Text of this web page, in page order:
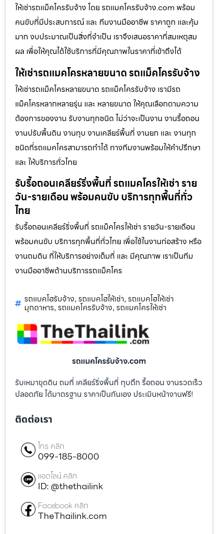
ให้เช่ารถแม็คโครรับจ้าง โดย รถแมคโครรับจ้าง.com พร้อม
คนขับที่มีประสบการณ์ และ ทีมงานมืออาชีพ ราคาถูก และคุ้ม
มาก งบประมาณเป็นสิ่งที่จำเป็น เราจึงเสนอราคาที่สมเหตุสม
ผล เพื่อให้คุณได้ใช้บริการที่มีคุณภาพในราคาที่เข้าถึงได้
ให้เช่ารถแมคโครหลายขนาด รถแม็คโครรับจ้าง
ให้เช่ารถแม็คโครหลายขนาด รถแม็คโครรับจ้าง เรามีรถ
แม็คโครหลากหลายรุ่น และ หลายขนาด ให้คุณเลือกตามความ
ต้องการของงาน รับงานทุกชนิด ไม่ว่าจะเป็นงาน งานรื้อถอน
งานปรับพื้นดิน งานทุบ งานเคลียร์พื้นที่ งานยก และ งานทุก
ชนิดที่รถแมคโครสามารถทำได้ ทางทีมงานพร้อมให้คำปรึกษา
และ ให้บริการทั่วไทย
รับรื้อถอนเคลียร์ริ่งพื้นที่ รถแมคโครให้เช่า ราย
วัน-รายเดือน พร้อมคนขับ บริการทุกพื้นที่ทั่ว
ไทย
รับรื้อถอนเคลียร์ริ่งพื้นที่ รถแม็คโครให้เช่า รายวัน-รายเดือน
พร้อมคนขับ บริการทุกพื้นที่ทั่วไทย เพื่อใช้ในงานก่อสร้าง หรือ
งานถมดิน ที่ให้บริการอย่างเต็มที่ และ มีคุณภาพ เราเป็นทีม
งานมืออาชีพด้านบริการรถแม็คโคร
รถแบคโฮรับจ้าง, รถแบคโฮให้เช่า, รถแบคโฮให้เช่า
มุกดาหาร, รถแมคโครรับจ้าง, รถแมคโครให้เช่า
รถแมคโครรับจ้าง.com
รับเหมาขุดดิน ถมที่ เคลียร์ริ่งพื้นที่ ทุบตึก รื้อถอน งานรวดเร็ว
ปลอดภัย ได้มาตรฐาน ราคาเป็นกันเอง ประเมินหน้างานฟรี!
ติดต่อเรา
โทร คลิก
099-185-8000
แอดไลน์ คลิก
ID: @thethailink
Facebook คลิก
TheThailink.com